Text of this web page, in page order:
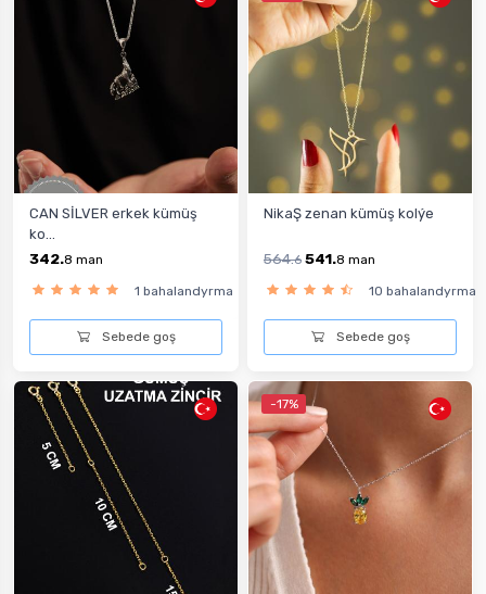
CAN SİLVER erkek kümüş
ko...
342.8 man
1 bahalandyrma
Sebede goş
NikaŞ zenan kümüş kolýe
564.6 541.8 man
10 bahalandyrma
Sebede goş
-17%